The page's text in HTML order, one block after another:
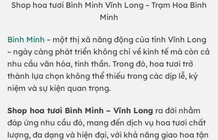
Shop hoa tươi Bình Minh Vĩnh Long – Trạm Hoa Bình
Minh
Bình Minh – một thị xã năng động của tỉnh Vĩnh Long
– ngày càng phát triển không chỉ về kinh tế mà còn cả
nhu cầu văn hóa, tinh thần. Trong đó, hoa tươi trở
thành lựa chọn không thể thiếu trong các dịp lễ, kỷ
niệm và sự kiện quan trọng.
Shop hoa tươi Bình Minh – Vĩnh Long ra đời nhằm
đáp ứng nhu cầu đó, mang đến dịch vụ hoa tươi chất
lượng, đa dạng và hiện đại, với khả năng giao hoa tận